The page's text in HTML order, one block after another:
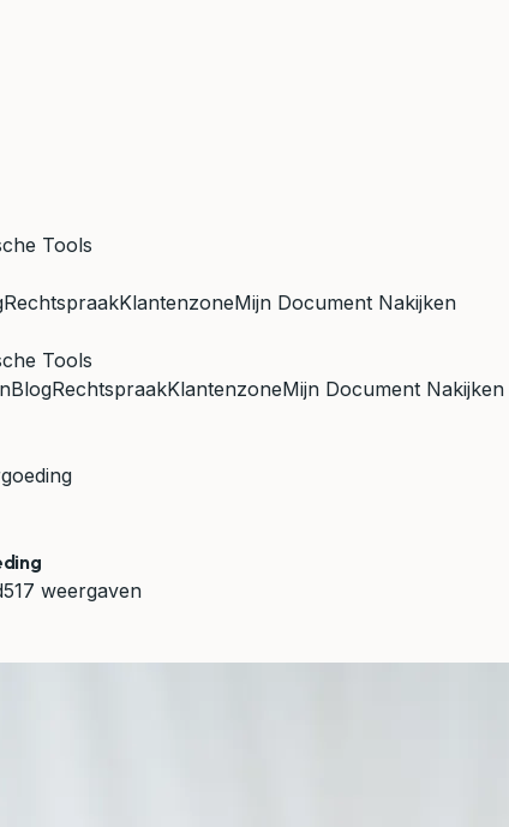
Tools
RechtspraakKlantenzoneMijn Document Nakijken
Tools
BlogRechtspraakKlantenzoneMijn Document Nakijken
517 weergaven